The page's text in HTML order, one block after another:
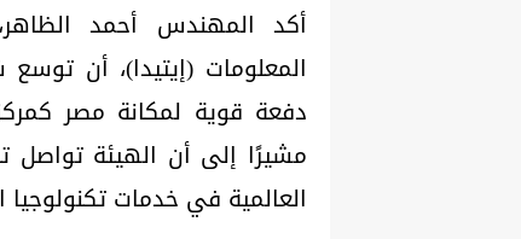
أكد المهندس أحمد
دفعة قوية لمكانة مصر
مشيرًا إلى أن الهيئة تواصل
العالمية في خدمات تكنولوجيا